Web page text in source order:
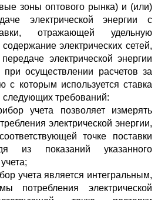
зоны оптового рынка) и (или)
электрической энергии с
отражающей удельную
электрических сетей,
электрической энергии
при осуществлении расчетов за
с которым используется ставка
следующих требований:
учета позволяет измерять
электрической энергии,
точке поставки
из показаний указанного
учета является интегральным,
потребления электрической